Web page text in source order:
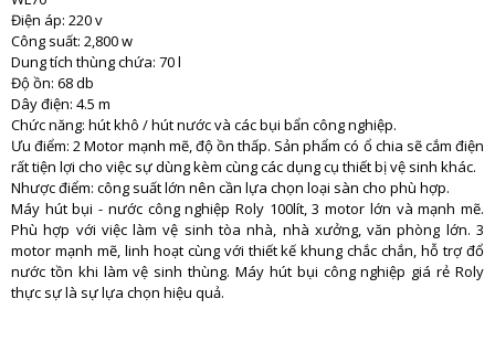
Điện áp: 220 v
Công suất: 2,800 w
Dung tích thùng chứa: 70 l
Độ ồn: 68 db
Dây điện: 4.5 m
Chức năng: hút khô / hút nước và các bụi bẩn công nghiệp.
Ưu điểm: 2 Motor mạnh mẽ, độ ồn thấp. Sản phẩm có ổ chia sẽ cắm điện
rất tiện lợi cho việc sự dùng kèm cùng các dụng cụ thiết bị vệ sinh khác.
Nhược điểm: công suất lớn nên cần lựa chọn loại sàn cho phù hợp.
Máy hút bụi - nước công nghiệp Roly 100lít, 3 motor lớn và mạnh mẽ.
Phù hợp với việc làm vệ sinh tòa nhà, nhà xưởng, văn phòng lớn. 3
motor mạnh mẽ, linh hoạt cùng với thiết kế khung chắc chắn, hỗ trợ đổ
nước tồn khi làm vệ sinh thùng. Máy hút bụi công nghiệp giá rẻ Roly
thực sự là sự lựa chọn hiệu quả.